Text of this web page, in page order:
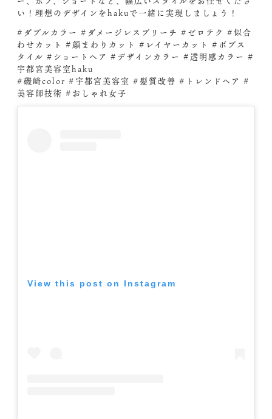
い！理想のデザインをhakuで一緒に実現しましょう！
#ダブルカラー #ダメージレスブリーチ #ゼロテク #似合
わせカット #顔まわりカット #レイヤーカット #ボブス
タイル #ショートヘア #デザインカラー #透明感カラー #
宇都宮美容室haku
#磯崎color #宇都宮美容室 #髪質改善 #トレンドヘア #
美容師技術 #おしゃれ女子
View this post on Instagram